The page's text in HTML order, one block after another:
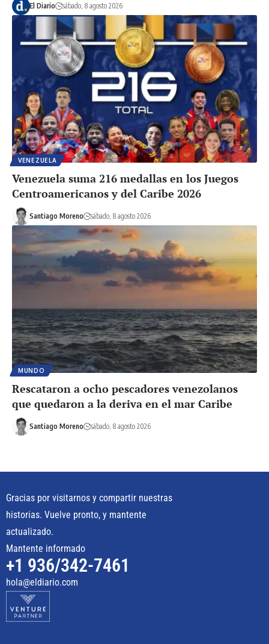
El Diario sábado, 8 agosto 2026
VENEZUELA
Venezuela suma 216 medallas en los Juegos
Centroamericanos y del Caribe 2026
Santiago Moreno sábado, 8 agosto 2026
MUNDO
Rescataron a ocho pescadores venezolanos
que quedaron a la deriva en el mar Caribe
Santiago Moreno sábado, 8 agosto 2026
Gracias por visitarnos y compartir nuestras
historias. Vuelve pronto, y mantente
actualizado.
Mantente informado
+1 936/342-7461
hola@eldiario.com